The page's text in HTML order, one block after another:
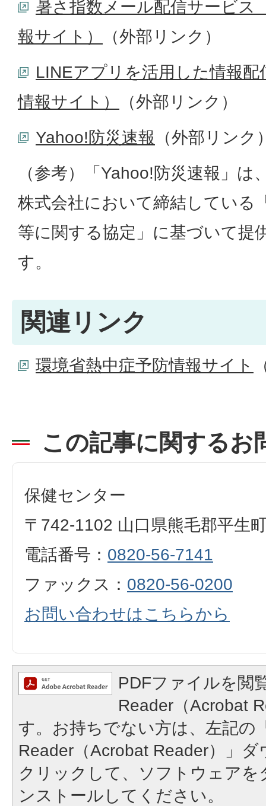
暑さ指数メール配信サービス
報サイト）
（外部リンク）
LINEアプリを活用した情報配
情報サイト）
（外部リンク）
Yahoo!防災速報 （外部リンク
（参考）「Yahoo!防災速報」
株式会社において締結している
等に関する協定」に基づいて提
す。
関連リンク
環境省熱中症予防情報サイト
この記事に関するお
保健センター
〒742-1102 山口県熊毛郡平生
電話番号： 0820-56-7141
ファックス： 0820-56-0200
お問い合わせはこちらから
PDFファイルを閲
Reader（Acrobat
す。お持ちでない方は、左記の
Reader（Acrobat Reader）」
クリックして、ソフトウェア
ンストールしてください。